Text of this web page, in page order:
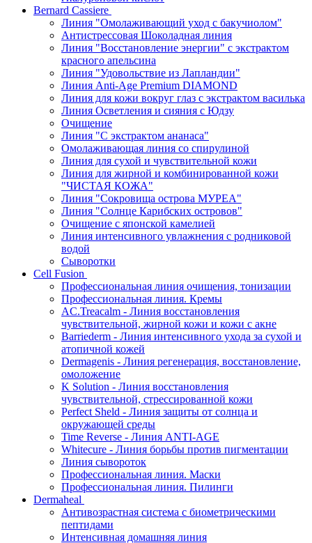
Bernard Cassiere
Линия "Омолаживающий уход с бакучиолом"
Антистрессовая Шоколадная линия
Линия "Восстановление энергии" с экстрактом
красного апельсина
Линия "Удовольствие из Лапландии"
Линия Anti-Age Premium DIAMOND
Линия для кожи вокруг глаз с экстрактом василька
Линия Осветления и сияния с Юдзу
Очищение
Линия "С экстрактом ананаса"
Омолаживающая линия со спирулиной
Линия для сухой и чувствительной кожи
Линия для жирной и комбинированной кожи
"ЧИСТАЯ КОЖА"
Линия "Сокровища острова МУРЕА"
Линия "Солнце Карибских островов"
Очищение с японской камелией
Линия интенсивного увлажнения с родниковой
водой
Сыворотки
Cell Fusion
Профессиональная линия очищения, тонизации
Профессиональная линия. Кремы
AC.Treacalm - Линия восстановления
чувствительной, жирной кожи и кожи с акне
Barriederm - Линия интенсивного ухода за сухой и
атопичной кожей
Dermagenis - Линия регенерация, восстановление,
омоложение
K Solution - Линия восстановления
чувствительной, стрессированной кожи
Perfect Sheld - Линия защиты от солнца и
окружающей среды
Time Reverse - Линия ANTI-AGE
Whitecure - Линия борьбы против пигментации
Линия сывороток
Профессиональная линия. Маски
Профессиональная линия. Пилинги
Dermaheal
Антивозрастная система с биометрическими
пептидами
Интенсивная домашняя линия